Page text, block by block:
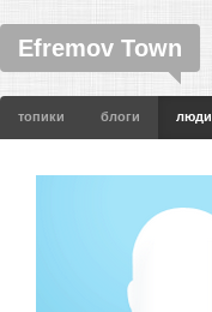
Efremov Town
топики блоги люди